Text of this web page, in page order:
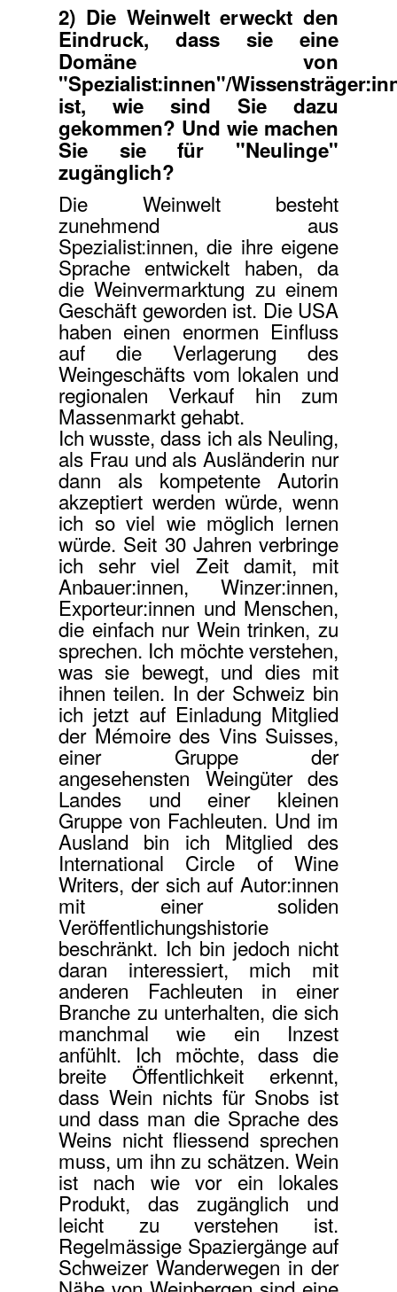
2) Die Weinwelt erweckt den
Eindruck, dass sie eine
Domäne von
"Spezialist:innen"/
ist, wie sind Sie dazu
gekommen? Und wie machen
Sie sie für "Neulinge"
zugänglich?
Die Weinwelt besteht
zunehmend aus
Spezialist:innen, die ihre eigene
Sprache entwickelt haben, da
die Weinvermarktung zu einem
Geschäft geworden ist. Die USA
haben einen enormen Einfluss
auf die Verlagerung des
Weingeschäfts vom lokalen und
regionalen Verkauf hin zum
Massenmarkt gehabt.
Ich wusste, dass ich als Neuling,
als Frau und als Ausländerin nur
dann als kompetente Autorin
akzeptiert werden würde, wenn
ich so viel wie möglich lernen
würde. Seit 30 Jahren verbringe
ich sehr viel Zeit damit, mit
Anbauer:innen, Winzer:innen,
Exporteur:innen und Menschen,
die einfach nur Wein trinken, zu
sprechen. Ich möchte verstehen,
was sie bewegt, und dies mit
ihnen teilen. In der Schweiz bin
ich jetzt auf Einladung Mitglied
der Mémoire des Vins Suisses,
einer Gruppe der
angesehensten Weingüter des
Landes und einer kleinen
Gruppe von Fachleuten. Und im
Ausland bin ich Mitglied des
International Circle of Wine
Writers, der sich auf Autor:innen
mit einer soliden
Veröffentlichungshistorie
beschränkt. Ich bin jedoch nicht
daran interessiert, mich mit
anderen Fachleuten in einer
Branche zu unterhalten, die sich
manchmal wie ein Inzest
anfühlt. Ich möchte, dass die
breite Öffentlichkeit erkennt,
dass Wein nichts für Snobs ist
und dass man die Sprache des
Weins nicht fliessend sprechen
muss, um ihn zu schätzen. Wein
ist nach wie vor ein lokales
Produkt, das zugänglich und
leicht zu verstehen ist.
Regelmässige Spaziergänge auf
Schweizer Wanderwegen in der